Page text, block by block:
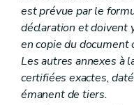
est prévue par le
déclaration et doivent
en copie du document
Les autres annexes à
certifiées exactes,
émanent de tiers.